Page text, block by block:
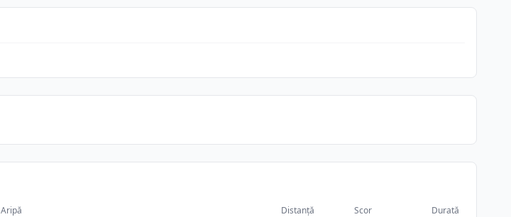
Aripă Distanță Scor Durată